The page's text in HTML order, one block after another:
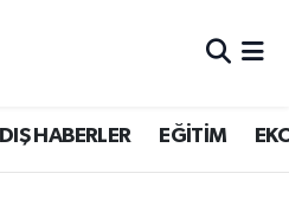
DIŞ HABERLER EĞİTİM